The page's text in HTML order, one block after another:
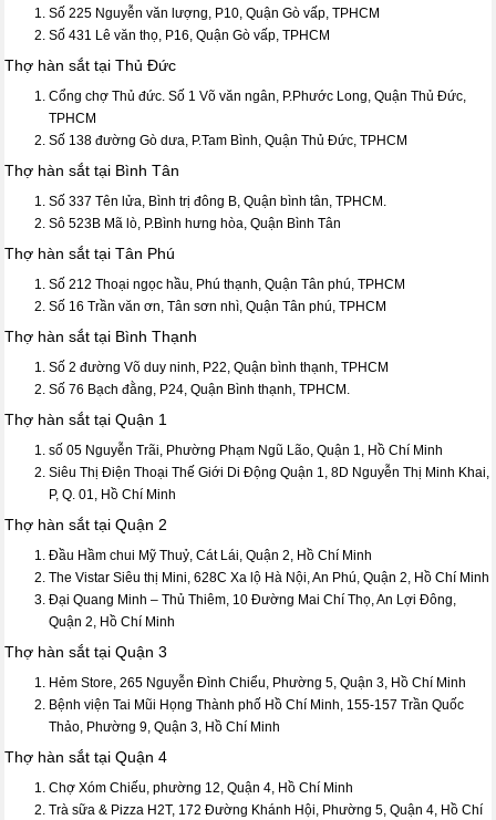
Số 225 Nguyễn văn lượng, P10, Quận Gò vấp, TPHCM
Số 431 Lê văn thọ, P16, Quận Gò vấp, TPHCM
Thợ hàn sắt tại Thủ Đức
Cổng chợ Thủ đức. Số 1 Võ văn ngân, P.Phước Long, Quận Thủ Đức,
TPHCM
Số 138 đường Gò dưa, P.Tam Bình, Quận Thủ Đức, TPHCM
Thợ hàn sắt tại Bình Tân
Số 337 Tên lửa, Bình trị đông B, Quận bình tân, TPHCM.
Sô 523B Mã lò, P.Bình hưng hòa, Quận Bình Tân
Thợ hàn sắt tại Tân Phú
Số 212 Thoại ngọc hầu, Phú thạnh, Quận Tân phú, TPHCM
Số 16 Trần văn ơn, Tân sơn nhì, Quận Tân phú, TPHCM
Thợ hàn sắt tại Bình Thạnh
Số 2 đường Võ duy ninh, P22, Quận bình thạnh, TPHCM
Số 76 Bạch đằng, P24, Quận Bình thạnh, TPHCM.
Thợ hàn sắt tại Quận 1
số 05 Nguyễn Trãi, Phường Phạm Ngũ Lão, Quận 1, Hồ Chí Minh
Siêu Thị Điện Thoại Thế Giới Di Động Quận 1, 8D Nguyễn Thị Minh Khai,
P, Q. 01, Hồ Chí Minh
Thợ hàn sắt tại Quận 2
Đầu Hầm chui Mỹ Thuỷ, Cát Lái, Quận 2, Hồ Chí Minh
The Vistar Siêu thị Mini, 628C Xa lộ Hà Nội, An Phú, Quận 2, Hồ Chí Minh
Đại Quang Minh – Thủ Thiêm, 10 Đường Mai Chí Thọ, An Lợi Đông,
Quận 2, Hồ Chí Minh
Thợ hàn sắt tại Quận 3
Hẻm Store, 265 Nguyễn Đình Chiểu, Phường 5, Quận 3, Hồ Chí Minh
Bệnh viện Tai Mũi Họng Thành phố Hồ Chí Minh, 155-157 Trần Quốc
Thảo, Phường 9, Quận 3, Hồ Chí Minh
Thợ hàn sắt tại Quận 4
Chợ Xóm Chiếu, phường 12, Quận 4, Hồ Chí Minh
Trà sữa & Pizza H2T, 172 Đường Khánh Hội, Phường 5, Quận 4, Hồ Chí